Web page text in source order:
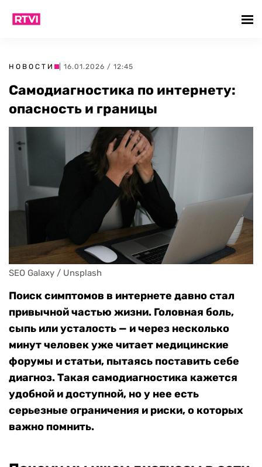
НОВОСТИ | 16.01.2026 / 12:45
Самодиагностика по интернету:
опасность и границы
SEO Galaxy / Unsplash
Поиск симптомов в интернете давно стал
привычной частью жизни. Головная боль,
сыпь или усталость — и через несколько
минут человек уже читает медицинские
форумы и статьи, пытаясь поставить себе
диагноз. Такая самодиагностика кажется
удобной и доступной, но у нее есть
серьезные ограничения и риски, о которых
важно помнить.